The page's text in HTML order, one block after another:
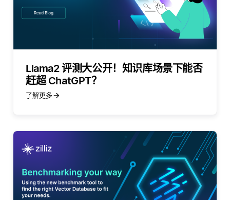
Llama2 评测大公开！知识库场景下能否
赶超 ChatGPT？
了解更多